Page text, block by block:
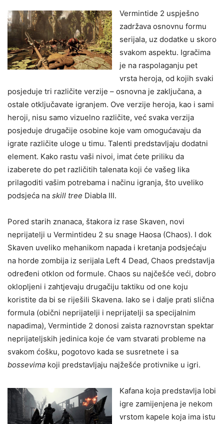
Vermintide 2 uspješno
zadržava osnovnu formu
serijala, uz dodatke u skoro
svakom aspektu. Igračima
je na raspolaganju pet
vrsta heroja, od kojih svaki
posjeduje tri različite verzije – osnovna je zaključana, a
ostale otključavate igranjem. Ove verzije heroja, kao i sami
heroji, nisu samo vizuelno različite, već svaka verzija
posjeduje drugačije osobine koje vam omogućavaju da
igrate različite uloge u timu. Talenti predstavljaju dodatni
element. Kako rastu vaši nivoi, imat ćete priliku da
izaberete do pet različitih talenata koji će vašeg lika
prilagoditi vašim potrebama i načinu igranja, što uveliko
podsjeća na skill tree Diabla III.
Pored starih znanaca, štakora iz rase Skaven, novi
neprijatelji u Vermintideu 2 su snage Haosa (Chaos). I dok
Skaven uveliko mehanikom napada i kretanja podsjećaju
na horde zombija iz serijala Left 4 Dead, Chaos predstavlja
određeni otklon od formule. Chaos su najčešće veći, dobro
oklopljeni i zahtjevaju drugačiju taktiku od one koju
koristite da bi se riješili Skavena. Iako se i dalje prati slična
formula (obični neprijatelji i neprijatelji sa specijalnim
napadima), Vermintide 2 donosi zaista raznovrstan spektar
neprijateljskih jedinica koje će vam stvarati probleme na
svakom ćošku, pogotovo kada se susretnete i sa
bossevima koji predstavljaju najžešće protivnike u igri.
Kafana koja predstavlja lobi
igre zamijenjena je nekom
vrstom kapele koja ima istu